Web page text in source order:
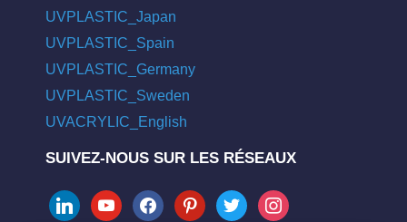
UVPLASTIC_Japan
UVPLASTIC_Spain
UVPLASTIC_Germany
UVPLASTIC_Sweden
UVACRYLIC_English
SUIVEZ-NOUS SUR LES RÉSEAUX
linkedinyoutubefacebookpinteresttwitter instagram